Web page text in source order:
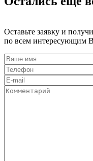
Оставьте заявку и
по всем интересующим